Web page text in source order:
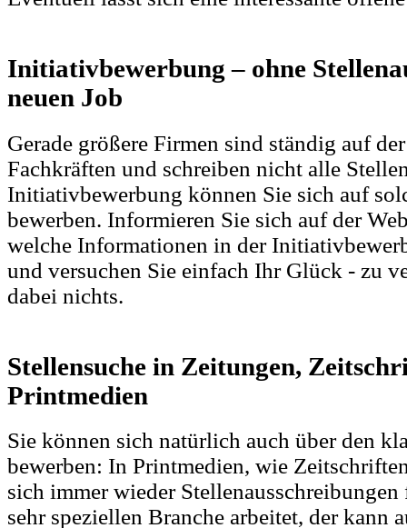
Initiativbewerbung – ohne
neuen Job
Gerade größere Firmen sind ständig auf
Fachkräften und schreiben nicht alle
Initiativbewerbung können Sie sich auf
bewerben. Informieren Sie sich auf der
welche Informationen in der
und versuchen Sie einfach Ihr Glück - zu
dabei nichts.
Stellensuche in Zeitungen,
Printmedien
Sie können sich natürlich auch über den
bewerben: In Printmedien, wie
sich immer wieder
sehr speziellen Branche arbeitet, der kann